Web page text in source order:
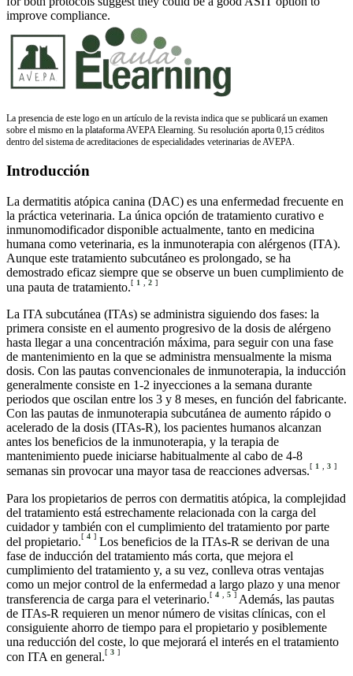
improve compliance.
La presencia de este logo en un artículo de la revista indica que se publicará un examen
sobre el mismo en la plataforma AVEPA Elearning. Su resolución aporta 0,15 créditos
dentro del sistema de acreditaciones de especialidades veterinarias de AVEPA.
Introducción
La dermatitis atópica canina (DAC) es una enfermedad frecuente en
la práctica veterinaria. La única opción de tratamiento curativo e
inmunomodificador disponible actualmente, tanto en medicina
humana como veterinaria, es la inmunoterapia con alérgenos (ITA).
Aunque este tratamiento subcutáneo es prolongado, se ha
demostrado eficaz siempre que se observe un buen cumplimiento de
una pauta de tratamiento.[ 1 2 ]
La ITA subcutánea (ITAs) se administra siguiendo dos fases: la
primera consiste en el aumento progresivo de la dosis de alérgeno
hasta llegar a una concentración máxima, para seguir con una fase
de mantenimiento en la que se administra mensualmente la misma
dosis. Con las pautas convencionales de inmunoterapia, la inducción
generalmente consiste en 1-2 inyecciones a la semana durante
periodos que oscilan entre los 3 y 8 meses, en función del fabricante.
Con las pautas de inmunoterapia subcutánea de aumento rápido o
acelerado de la dosis (ITAs-R), los pacientes humanos alcanzan
antes los beneficios de la inmunoterapia, y la terapia de
mantenimiento puede iniciarse habitualmente al cabo de 4-8
semanas sin provocar una mayor tasa de reacciones adversas.[ 1 3 ]
Para los propietarios de perros con dermatitis atópica, la complejidad
del tratamiento está estrechamente relacionada con la carga del
cuidador y también con el cumplimiento del tratamiento por parte
del propietario.[ 4 ] Los beneficios de la ITAs-R se derivan de una
fase de inducción del tratamiento más corta, que mejora el
cumplimiento del tratamiento y, a su vez, conlleva otras ventajas
como un mejor control de la enfermedad a largo plazo y una menor
transferencia de carga para el veterinario.[ 4 5 ] Además, las pautas
de ITAs-R requieren un menor número de visitas clínicas, con el
consiguiente ahorro de tiempo para el propietario y posiblemente
una reducción del coste, lo que mejorará el interés en el tratamiento
con ITA en general.[ 3 ]